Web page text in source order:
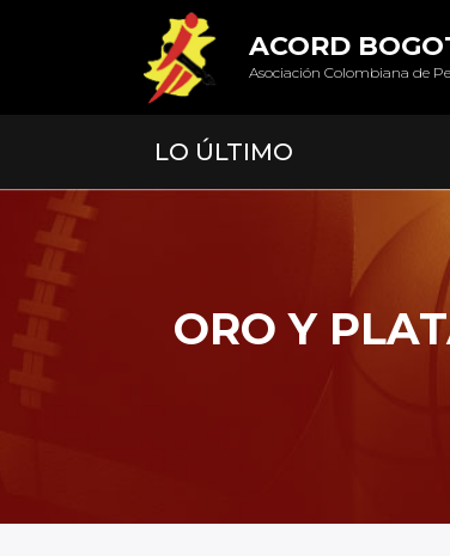
ACORD
Asociación Colombiana de
LO ÚLTIMO
ORO Y